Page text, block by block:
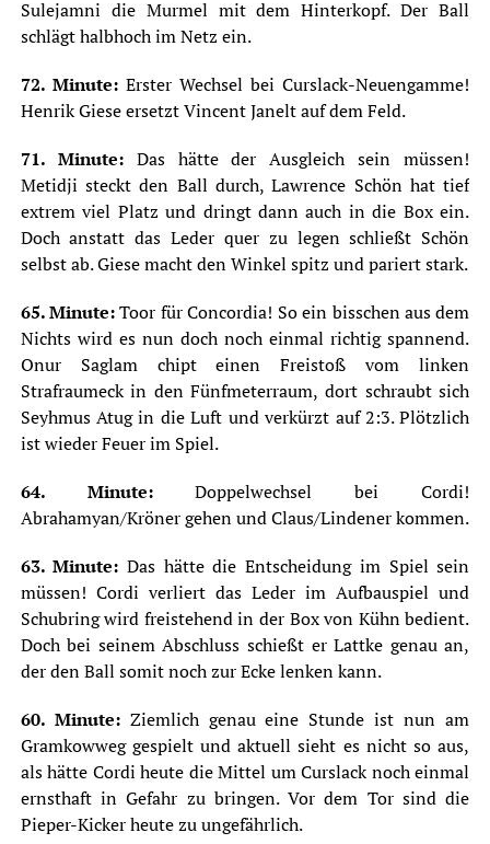
Sulejamni die Murmel mit dem Hinterkopf. Der Ball
schlägt halbhoch im Netz ein.
72. Minute: Erster Wechsel bei Curslack-Neuengamme!
Henrik Giese ersetzt Vincent Janelt auf dem Feld.
71. Minute: Das hätte der Ausgleich sein müssen!
Metidji steckt den Ball durch, Lawrence Schön hat tief
extrem viel Platz und dringt dann auch in die Box ein.
Doch anstatt das Leder quer zu legen schließt Schön
selbst ab. Giese macht den Winkel spitz und pariert stark.
65. Minute:Toor für Concordia! So ein bisschen aus dem
Nichts wird es nun doch noch einmal richtig spannend.
Onur Saglam chipt einen Freistoß vom linken
Strafraumeck in den Fünfmeterraum, dort schraubt sich
Seyhmus Atug in die Luft und verkürzt auf 2:3. Plötzlich
ist wieder Feuer im Spiel.
64. Minute:Doppelwechsel bei Cordi!
Abrahamyan/Kröner gehen und Claus/Lindener kommen.
63. Minute:Das hätte die Entscheidung im Spiel sein
müssen! Cordi verliert das Leder im Aufbauspiel und
Schubring wird freistehend in der Box von Kühn bedient.
Doch bei seinem Abschluss schießt er Lattke genau an,
der den Ball somit noch zur Ecke lenken kann.
60. Minute: Ziemlich genau eine Stunde ist nun am
Gramkowweg gespielt und aktuell sieht es nicht so aus,
als hätte Cordi heute die Mittel um Curslack noch einmal
ernsthaft in Gefahr zu bringen. Vor dem Tor sind die
Pieper-Kicker heute zu ungefährlich.